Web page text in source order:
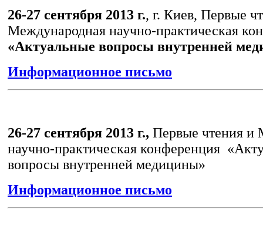
26-27 сентября 2013 г., г. Киев, Первые
Международная научно-практическая
«Актуальные вопросы внутренней
Информационное письмо
26-27 сентября 2013 г., Первые чтения и
научно-практическая конференция
вопросы внутренней медицины»
Информационное письмо